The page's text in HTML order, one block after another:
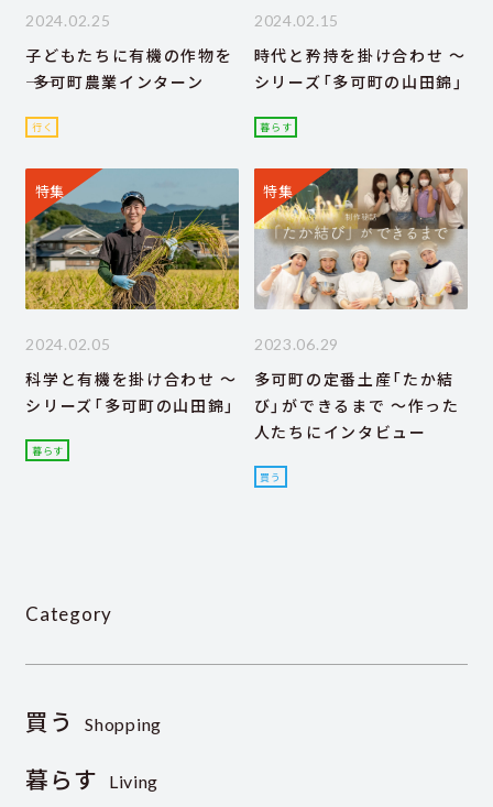
2024.02.25
子どもたちに有機の作物を
―― 多可町農業インターン
行く
2024.02.15
時代と矜持を掛け合わせ ～
シリーズ「多可町の山田錦」
暮らす
特集
2024.02.05
科学と有機を掛け合わせ ～
シリーズ「多可町の山田錦」
暮らす
特集
2023.06.29
多可町の定番土産「たか結
び」ができるまで ～作った
人たちにインタビュー
買う
Category
買う Shopping
暮らす Living